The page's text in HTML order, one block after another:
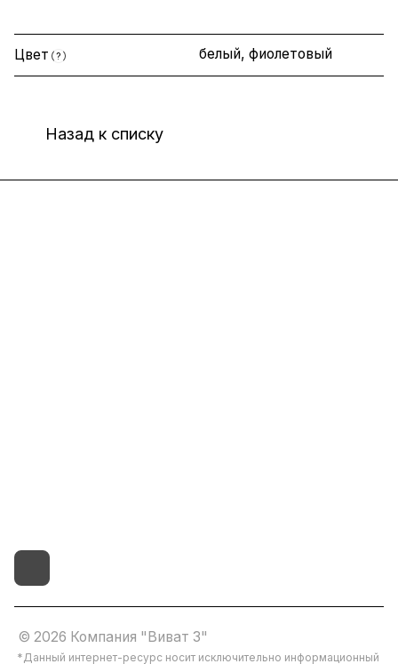
Цвет ? белый, фиолетовый
Назад к списку
© 2026 Компания "Виват 3"
*Данный интернет-ресурс носит исключительно информационный